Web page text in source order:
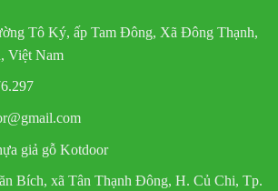
Tô Ký, ấp Tam Đông, Xã Đông Thạnh,
Việt Nam
giả gỗ Kotdoor
Bích, xã Tân Thạnh Đông, H. Củ Chi, Tp.